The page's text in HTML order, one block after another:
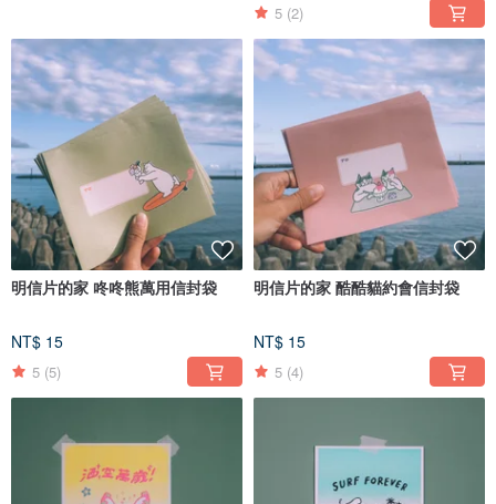
5 (2)
明信片的家 咚咚熊萬用信封袋
NT$ 15
5 (5)
明信片的家 酷酷貓約會信封袋
NT$ 15
5 (4)